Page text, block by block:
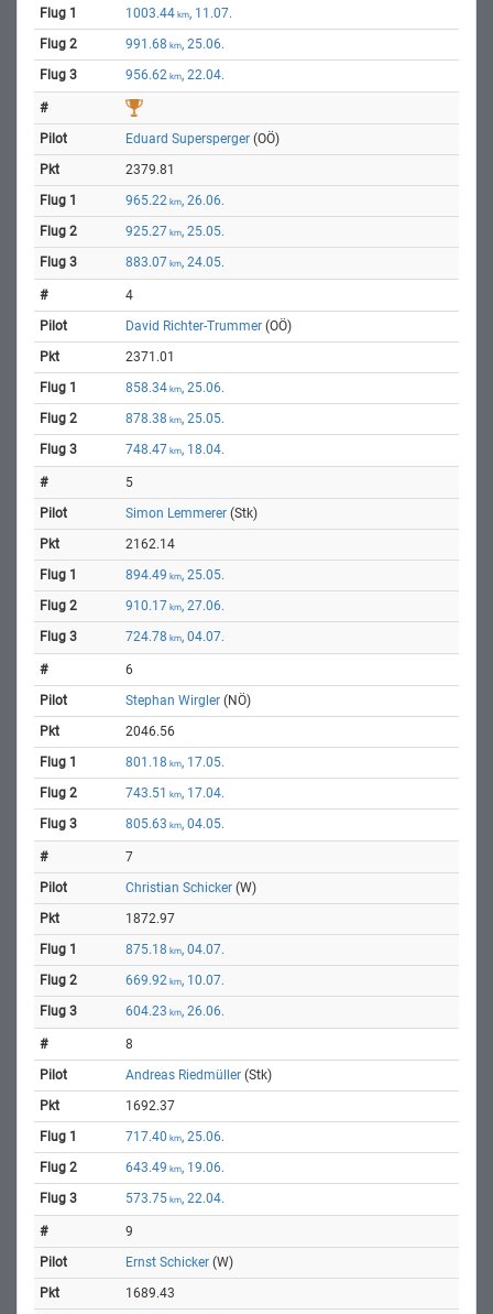
1003.44 km, 11.07.
991.68 km, 25.06.
956.62 km, 22.04.
Eduard Supersperger (OÖ)
2379.81
965.22 km, 26.06.
925.27 km, 25.05.
883.07 km, 24.05.
4
David Richter-Trummer (OÖ)
2371.01
858.34 km, 25.06.
878.38 km, 25.05.
748.47 km, 18.04.
5
Simon Lemmerer (Stk)
2162.14
894.49 km, 25.05.
910.17 km, 27.06.
724.78 km, 04.07.
6
Stephan Wirgler (NÖ)
2046.56
801.18 km, 17.05.
743.51 km, 17.04.
805.63 km, 04.05.
7
Christian Schicker (W)
1872.97
875.18 km, 04.07.
669.92 km, 10.07.
604.23 km, 26.06.
8
Andreas Riedmüller (Stk)
1692.37
717.40 km, 25.06.
643.49 km, 19.06.
573.75 km, 22.04.
9
Ernst Schicker (W)
1689.43